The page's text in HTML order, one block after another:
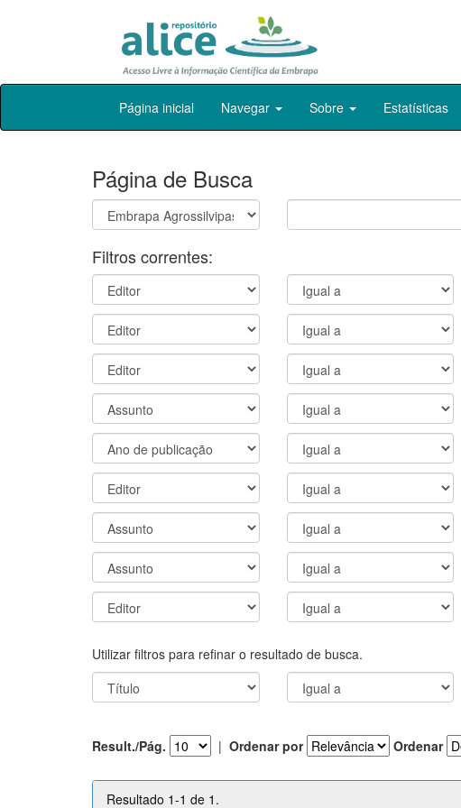
Skip
Página inicial Navegar Sobre Estatísticas
Página de Busca
Filtros correntes:
Utilizar filtros para refinar o resultado de busca.
Result./Pág. | Ordenar por Ordenar
Resultado 1-1 de 1.